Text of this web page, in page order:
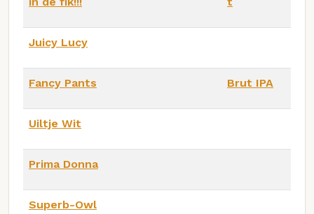
Juicy Lucy
Fancy Pants Brut IPA
Uiltje Wit
Prima Donna
Superb-Owl